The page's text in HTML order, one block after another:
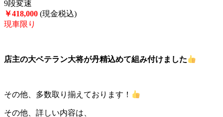
9段変速
￥418,000 (現金税込)
現車限り
店主の大ベテラン大将が丹精込めて組み付けました
その他、多数取り揃えております！
その他、詳しい内容は、